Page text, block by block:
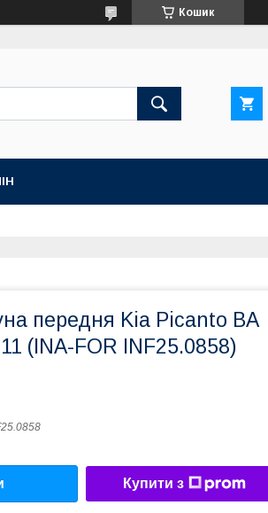
Кошик
передня Kia Picanto BA
(INA-FOR INF25.0858)
Купити з